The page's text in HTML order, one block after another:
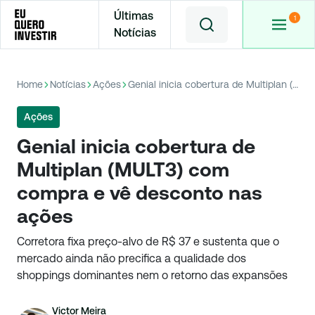
Últimas
Notícias
Home Notícias Ações Genial inicia cobertura de Multiplan (MULT3) com compra e vê desconto nas ações
Ações
Genial inicia cobertura de
Multiplan (MULT3) com
compra e vê desconto nas
ações
Corretora fixa preço-alvo de R$ 37 e sustenta que o
mercado ainda não precifica a qualidade dos
shoppings dominantes nem o retorno das expansões
Victor Meira